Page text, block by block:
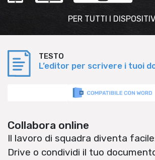
PER TUTTI I DISPOSITIVI
TESTO
L’editor per scrivere i tuoi
Collabora online
Il lavoro di squadra diventa
Drive o condividi il tuo